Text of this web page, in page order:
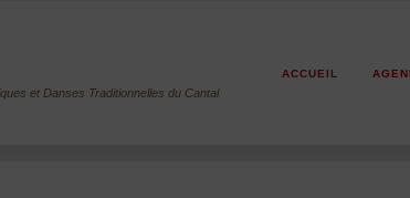
et Danses Traditionnelles du Cantal
ACCUEIL